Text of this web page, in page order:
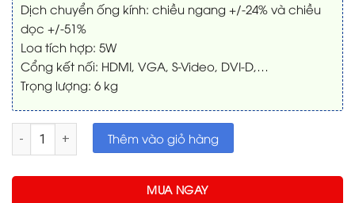
Dịch chuyển ống kính: chiều ngang +/-24% và chiều
dọc +/-51%
Loa tích hợp: 5W
Cổng kết nối: HDMI, VGA, S-Video, DVI-D,…
Trọng lượng: 6 kg
Máy chiếu Panasonic PT-FW430 đã chiếu 500 giờ số lượng
Thêm vào giỏ hàng
MUA NGAY